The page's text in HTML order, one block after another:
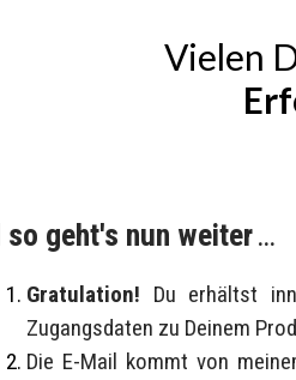
VIelen
so geht's nun weiter ...
Gratulation! Du erhältst
Zugangsdaten zu Deinem
Die E-Mail kommt von